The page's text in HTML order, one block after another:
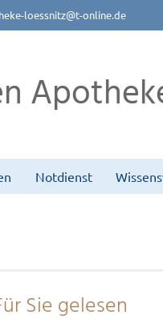
loessnitz@t-online.de
Notdienst
Sie gelesen